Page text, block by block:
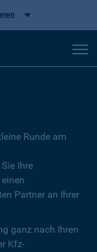
Runde am
Ihre
Partner an Ihrer
ganz nach Ihren
Kfz-